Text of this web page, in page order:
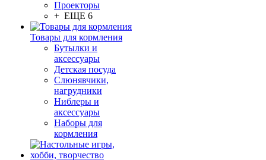
Проекторы
+ ЕЩЕ 6
Товары для кормления
Бутылки и
аксессуары
Детская посуда
Слюнявчики,
нагрудники
Ниблеры и
аксессуары
Наборы для
кормления